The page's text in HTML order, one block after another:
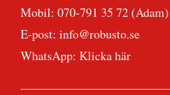
Mobil: 070-791 35 72 (Adam)
E-post: info@robusto.se
WhatsApp: Klicka här